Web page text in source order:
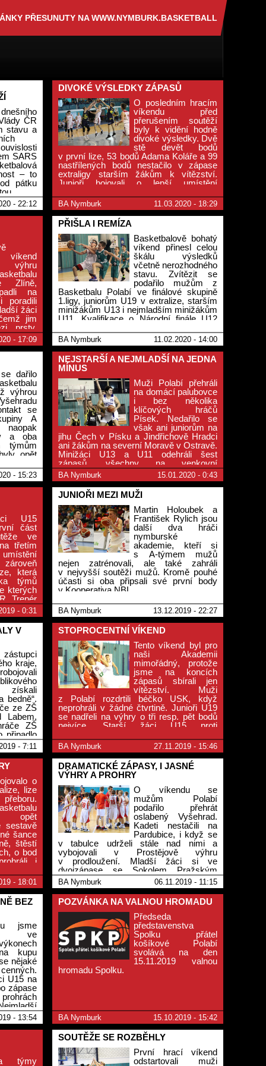
PŘESUNUTY NA WWW.NYMBURK.BASKETBALL
ČR
stavu a
SARS
– to
pátku
- 22:12
DIVOKÉ VÝSLEDKY ZÁPASŮ
O posledním hracím
víkendu před
přerušením soutěží
byly k vidění hodně
divoké výsledky. Dvě
stě devět bodů
v první lize, 53 bodů Adama Koláře a 99
nastřílených bodů nestačilo v zápase
extraligy starším žákům k vítězství.
Junioři bojovali o lepší umístění
v Ostravě. Stoprocentně úspěšní byli
nejmladší minižáci v Benešově, starší
minižáci nehráli. rolex replica omega
replica
BA Nymburk 11.03.2020 - 18:29
výhru
Zlíně,
na
poradili
žáci
jim
prsty.
si
a
- 17:09
PŘIŠLA I REMÍZA
Basketbalově bohatý
víkend přinesl celou
škálu výsledků
včetně nerozhodného
stavu. Zvítězit se
podařilo mužům z
Basketbalu Polabí ve finálové skupině
1.ligy, juniorům U19 v extralize, starším
minižákům U13 i nejmladším minižákům
U11. Kvalifikace o Národní finále U12
nerozhodně 64:64.
BA Nymburk 11.02.2020 - 14:00
dařilo
výhrou
se
A
a oba
týmům
opět
U10 ve
Příboru,
- 15:23
NEJSTARŠÍ A NEJMLADŠÍ NA JEDNA
MÍNUS
Muži Polabí přehráli
na domácí palubovce
i bez několika
klíčových hráčů
Písek. Nedařilo se
však ani juniorům na
jihu Čech v Písku a Jindřichově Hradci
ani žákům na severní Moravě v Ostravě.
Minižáci U13 a U11 odehráli šest
zápasů, všechny na venkovní
palubovce, a v nich vyhráli pětkrát.
BA Nymburk 15.01.2020 - 0:43
U15
část
ve
třetím
která
týmů
kterých
Trenér
do
- 0:31
JUNIOŘI MEZI MUŽI
Martin Holoubek a
František Rylich jsou
další dva hráči
nymburské
akademie, kteří si
s A-týmem mužů
nejen zatrénovali, ale také zahráli
v nejvyšší soutěži mužů. Kromě pouhé
účasti si oba připsali své první body
v Kooperativa NBL.
BA Nymburk 13.12.2019 - 22:27
V
kraje,
bedně“.
ze ZŠ
Labem,
ZŠ
připadlo
- 7:11
STOPROCENTNÍ VÍKEND
Tento víkend byl pro
naši Akademii
mimořádný, protože
jsme na koncích
zápasů sbírali jen
vítězství. Muži
z Polabí rozdrtili béčko USK, když
neprohráli v žádné čtvrtině. Junioři U19
se nadřeli na výhry o tři resp. pět bodů
nejvíce. Starší žáci U15 proti
případech s přehledem. Starší minižáci
U13 vyhráli výrazně doma a těsněji
venku. Výhry slavili i nejmladší minižáci
U11.
BA Nymburk 27.11.2019 - 15:46
o
lize
opět
sestavě
šance
štěstí
o bod
i
půl.
- 18:01
DRAMATICKÉ ZÁPASY, I JASNÉ
VÝHRY A PROHRY
O víkendu se
mužům Polabí
podařilo přehrát
oslabený Vyšehrad.
Kadeti nestačili na
Pardubice, i když se
v tabulce udrželi stále nad nimi a
vybojovali v Prostějově výhru
v prodloužení. Mladší žáci si ve
dvojzápase se Sokolem Pražským
počítali doma excelentně, venku prohráli,
ale menším rozdílem. Mladší minižáci
Nymburka s přehledem vyhráli na
Českým Brodem, milovičtí prohráli
s Brandýsem. Ženám ve II.lize nevyšel
úvod a závěr zápasu s Příborem a
prohrály.
BA Nymburk 06.11.2019 - 11:15
BEZ
jsme
ve
kupu
nějaké
U15 na
zápase
- 13:54
POZVÁNKA NA VALNOU HROMADU
Předseda
představenstva
Spolku přátel
košíkové Polabí
svolává na den
15.11.2019 valnou
hromadu Spolku.
BA Nymburk 15.10.2019 - 15:42
týmy
SOUTĚŽE SE ROZBĚHLY
První hrací víkend
odstartovali muži